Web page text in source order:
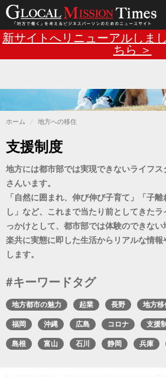
メ
イ
ン
に
Main
新サイトへリニューアルしま
ちら ＞
ホーム 地方への移住
支援制度
地方には都市部では実現できないライフス
さんいます。
「自然に囲まれ、伸び伸び子育て」「子
し」など、これまで当たり前としてきた
っかけとして、都市部では体験のできな
楽共に実態に即した生活からリアルな情
します。
#キーワードタグ
地方都市の魅力 起業 長野 地方移
福岡 沖縄 広島 コロナ 支援
島根 富山 石川 静岡 兵庫